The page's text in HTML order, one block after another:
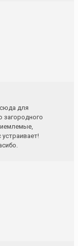
для
загородного